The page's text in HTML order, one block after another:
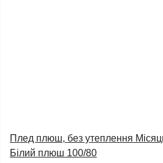
Плед плюш, без утеплення
Білий плюш 100/80